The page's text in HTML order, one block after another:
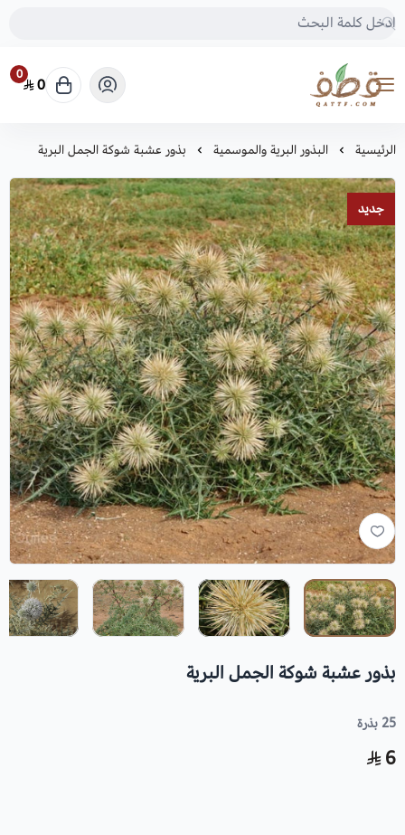
متجر قطف للبذور
0
0
الرئيسية البذور البرية والموسمية بذور عشبة شوكة الجمل البرية
جديد
بذور عشبة شوكة الجمل البرية
25 بذرة
6